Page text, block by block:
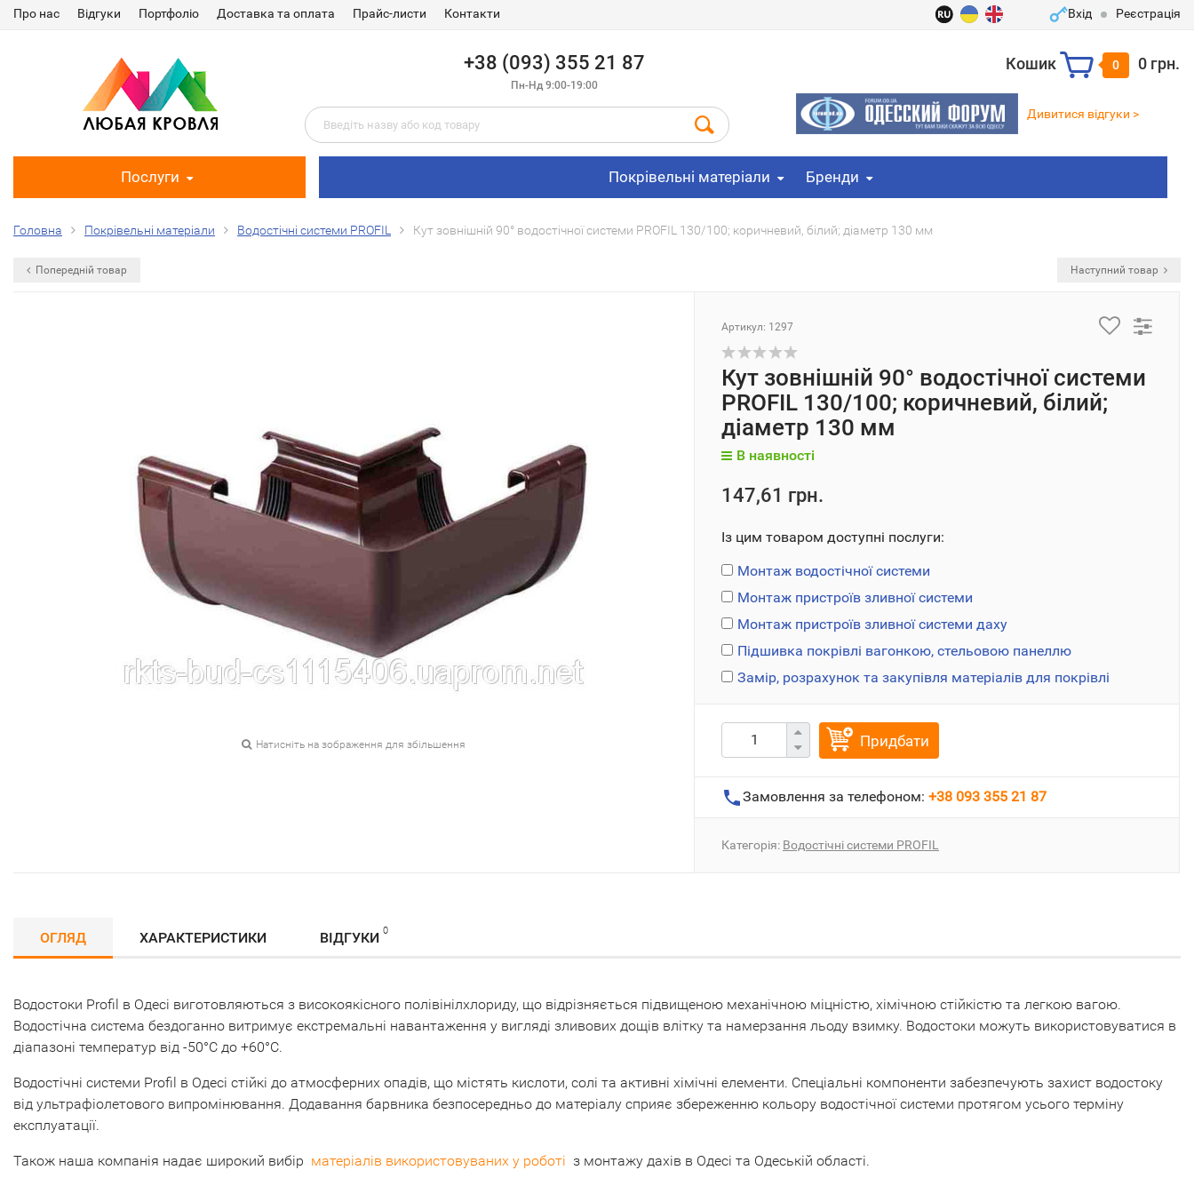
Про нас Відгуки Портфоліо Доставка та оплата Прайс-листи Контакти Вхід Реєстрація
+38 (093) 355 21 87
Пн-Нд 9:00-19:00
Кошик 0 0 грн.
Дивитися відгуки >
Послуги Покрівельні матеріали Бренди
Головна Покрівельні матеріали Водостічні системи PROFIL Кут зовнішній 90° водостічної системи PROFIL 130/100; коричневий, білий; діаметр 130 мм
Попередній товар Наступний товар
Натисніть на зображення для збільшення
Артикул: 1297
Кут зовнішній 90° водостічної системи
PROFIL 130/100; коричневий, білий;
діаметр 130 мм
В наявності
147,61 грн.
Із цим товаром доступні послуги:
Монтаж водостічної системи
Монтаж пристроїв зливної системи
Монтаж пристроїв зливної системи даху
Підшивка покрівлі вагонкою, стельовою панеллю
Замір, розрахунок та закупівля матеріалів для покрівлі
Придбати
Замовлення за телефоном: +38 093 355 21 87
Категорія: Водостічні системи PROFIL
ОГЛЯД ХАРАКТЕРИСТИКИ ВІДГУКИ 0
Водостоки Profil в Одесі виготовляються з високоякісного полівінілхлориду, що відрізняється підвищеною механічною міцністю, хімічною стійкістю та легкою вагою.
Водостічна система бездоганно витримує екстремальні навантаження у вигляді зливових дощів влітку та намерзання льоду взимку. Водостоки можуть використовуватися в
діапазоні температур від -50°С до +60°С.
Водостічні системи Profil в Одесі стійкі до атмосферних опадів, що містять кислоти, солі та активні хімічні елементи. Спеціальні компоненти забезпечують захист водостоку
від ультрафіолетового випромінювання. Додавання барвника безпосередньо до матеріалу сприяє збереженню кольору водостічної системи протягом усього терміну
експлуатації.
Також наша компанія надає широкий вибір матеріалів використовуваних у роботі з монтажу дахів в Одесі та Одеській області.